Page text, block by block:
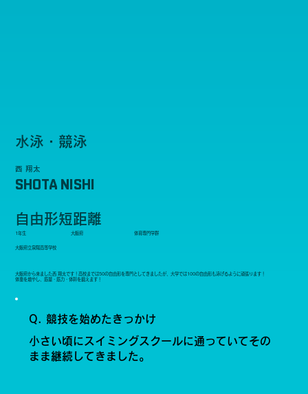
水泳・競泳
西 翔太
SHOTA NISHI
自由形短距離
1年生 大阪府 体育専門学群
大阪府立泉陽高等学校
Q. 競技を始めたきっかけ
小さい頃にスイミングスクールに通っていてその
まま継続してきました。
大阪府から来ました西 翔太です！高校までは50の自由形を専門としてきましたが、大学では100の自由形も泳げるように頑張ります！
体重を増やし、筋量・筋力・体幹を鍛えます！